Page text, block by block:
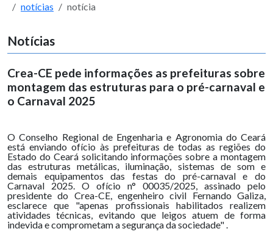
notícias notícia
Notícias
Crea-CE pede informações as prefeituras sobre
montagem das estruturas para o pré-carnaval e
o Carnaval 2025
O Conselho Regional de Engenharia e Agronomia do Ceará
está enviando ofício às prefeituras de todas as regiões do
Estado do Ceará solicitando informações sobre a montagem
das estruturas metálicas, iluminação, sistemas de som e
demais equipamentos das festas do pré-carnaval e do
Carnaval 2025. O ofício n° 00035/2025, assinado pelo
presidente do Crea-CE, engenheiro civil Fernando Galiza,
esclarece que "apenas profissionais habilitados realizem
atividades técnicas, evitando que leigos atuem de forma
indevida e comprometam a segurança da sociedade" .